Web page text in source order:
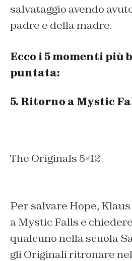
salvataggio avendo
padre e della madre.
Ecco i 5 momenti più
puntata:
5. Ritorno a Mystic
The Originals 5×12
Per salvare Hope,
a Mystic Falls e
qualcuno nella scuola
gli Originali ritronare